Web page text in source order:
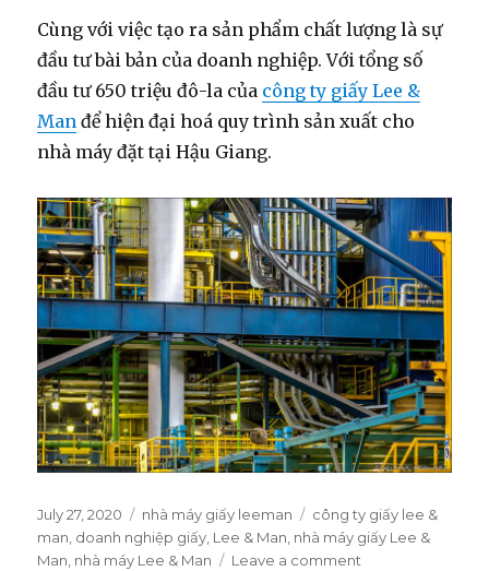
Cùng với việc tạo ra sản phẩm chất lượng là sự
đầu tư bài bản của doanh nghiệp. Với tổng số
đầu tư 650 triệu đô-la của công ty giấy Lee &
Man để hiện đại hoá quy trình sản xuất cho
nhà máy đặt tại Hậu Giang.
Posted
on
July 27, 2020 Categories
nhà máy giấy leeman Tags
công ty giấy lee &
man, doanh nghiệp giấy, Lee & Man, nhà máy giấy Lee &
Man, nhà máy Lee & Man Leave a comment